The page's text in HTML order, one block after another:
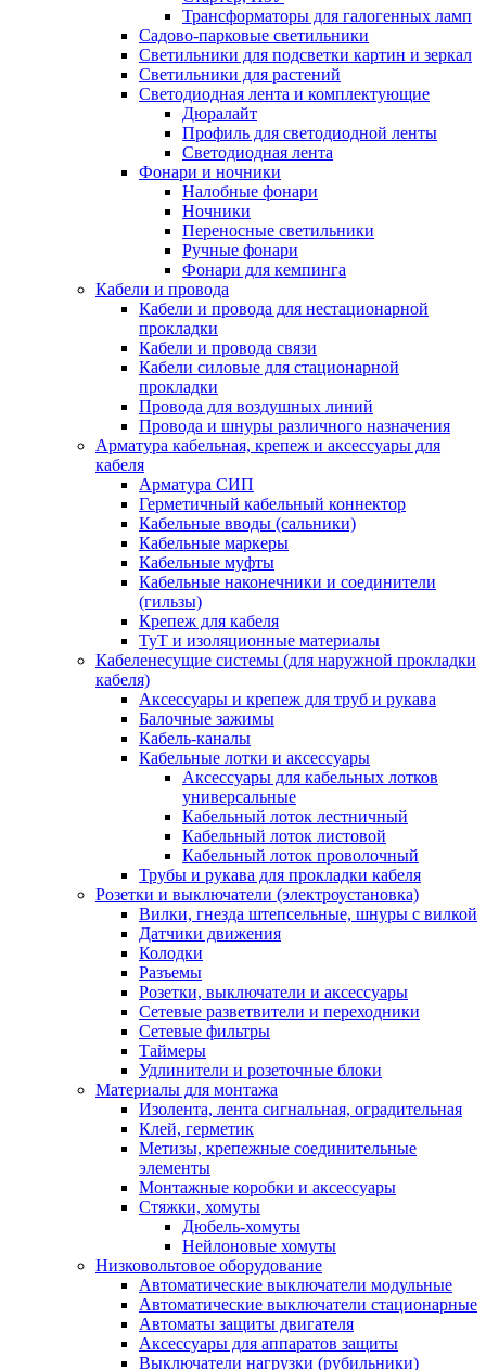
Трансформаторы для галогенных ламп
Садово-парковые светильники
Светильники для подсветки картин и зеркал
Светильники для растений
Светодиодная лента и комплектующие
Дюралайт
Профиль для светодиодной ленты
Светодиодная лента
Фонари и ночники
Налобные фонари
Ночники
Переносные светильники
Ручные фонари
Фонари для кемпинга
Кабели и провода
Кабели и провода для нестационарной
прокладки
Кабели и провода связи
Кабели силовые для стационарной
прокладки
Провода для воздушных линий
Провода и шнуры различного назначения
Арматура кабельная, крепеж и аксессуары для
кабеля
Арматура СИП
Герметичный кабельный коннектор
Кабельные вводы (сальники)
Кабельные маркеры
Кабельные муфты
Кабельные наконечники и соединители
(гильзы)
Крепеж для кабеля
ТуТ и изоляционные материалы
Кабеленесущие системы (для наружной прокладки
кабеля)
Аксессуары и крепеж для труб и рукава
Балочные зажимы
Кабель-каналы
Кабельные лотки и аксессуары
Аксессуары для кабельных лотков
универсальные
Кабельный лоток лестничный
Кабельный лоток листовой
Кабельный лоток проволочный
Трубы и рукава для прокладки кабеля
Розетки и выключатели (электроустановка)
Вилки, гнезда штепсельные, шнуры с вилкой
Датчики движения
Колодки
Разъемы
Розетки, выключатели и аксессуары
Сетевые разветвители и переходники
Сетевые фильтры
Таймеры
Удлинители и розеточные блоки
Материалы для монтажа
Изолента, лента сигнальная, оградительная
Клей, герметик
Метизы, крепежные соединительные
элементы
Монтажные коробки и аксессуары
Стяжки, хомуты
Дюбель-хомуты
Нейлоновые хомуты
Низковольтовое оборудование
Автоматические выключатели модульные
Автоматические выключатели стационарные
Автоматы защиты двигателя
Аксессуары для аппаратов защиты
Выключатели нагрузки (рубильники)